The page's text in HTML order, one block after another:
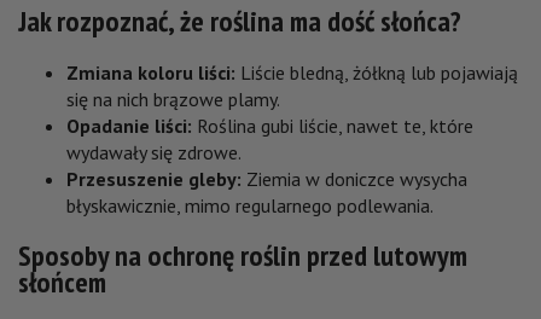
Jak rozpoznać, że roślina ma dość słońca?
Zmiana koloru liści: Liście bledną, żółkną lub pojawiają
się na nich brązowe plamy.
Opadanie liści: Roślina gubi liście, nawet te, które
wydawały się zdrowe.
Przesuszenie gleby: Ziemia w doniczce wysycha
błyskawicznie, mimo regularnego podlewania.
Sposoby na ochronę roślin przed lutowym
słońcem